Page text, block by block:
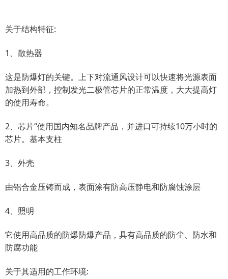
关于结构特征:
1、散热器
这是防爆灯的关键。上下对流通风设计可以快速将光源表面
加热到外部，控制发光二极管芯片的正常温度，大大提高灯
的使用寿命。
2、芯片“使用国内知名品牌产品，并进口可持续10万小时的
芯片。基本支柱
3、外壳
由铝合金压铸而成，表面涂有防高压静电和防腐蚀涂层
4、照明
它使用高品质的防爆防爆产品，具有高品质的防尘、防水和
防腐功能
关于其适用的工作环境: